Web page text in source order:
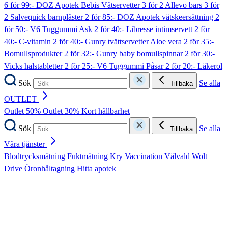
6 för 99:- DOZ Apotek Bebis Våtservetter3 för 2 Allevo bars 3 för
2 Salvequick barnplåster2 för 85:- DOZ Apotek vätskeersättning 2
för 50:- V6 Tuggummi Ask 2 för 40:- Libresse intimservett2 för
40:- C-vitamin 2 för 40:- Gunry tvättservetter Aloe vera 2 för 35:-
Bomullsprodukter2 för 32:- Gunry baby bomullspinnar2 för 30:-
Vicks halstabletter2 för 25:- V6 Tuggummi Påsar2 för 20:- Läkerol
Sök
Tillbaka
Se alla
OUTLET
Outlet 50% Outlet 30% Kort hållbarhet
Sök
Tillbaka
Se alla
Våra tjänster
Blodtrycksmätning Fuktmätning Kry Vaccination Välvald Wolt
Drive Öronhåltagning Hitta apotek